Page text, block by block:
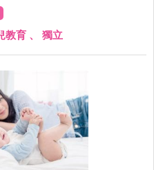
應上的困難。
教育 、 獨立